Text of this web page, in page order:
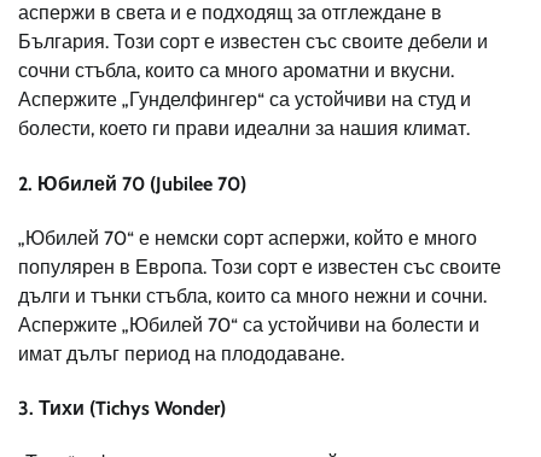
аспержи в света и е подходящ за отглеждане в
България. Този сорт е известен със своите дебели и
сочни стъбла, които са много ароматни и вкусни.
Аспержите „Гунделфингер“ са устойчиви на студ и
болести, което ги прави идеални за нашия климат.
2. Юбилей 70 (Jubilee 70)
„Юбилей 70“ е немски сорт аспержи, който е много
популярен в Европа. Този сорт е известен със своите
дълги и тънки стъбла, които са много нежни и сочни.
Аспержите „Юбилей 70“ са устойчиви на болести и
имат дълъг период на плододаване.
3. Тихи (Tichys Wonder)